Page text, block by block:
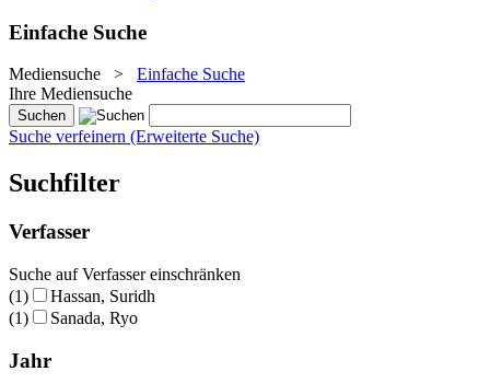
Einfache Suche
Mediensuche > Einfache Suche
Ihre Mediensuche
Suche verfeinern (Erweiterte Suche)
Suchfilter
Verfasser
Suche auf Verfasser einschränken
(1)
Hassan, Suridh
(1)
Sanada, Ryo
Jahr